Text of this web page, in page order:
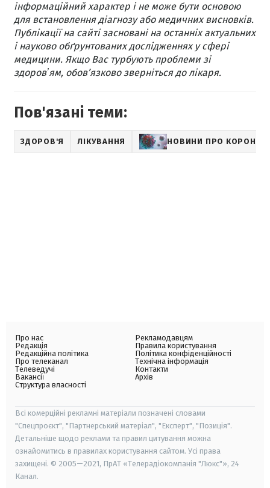
інформаційний характер і не може бути основою
для встановлення діагнозу або медичних висновків.
Публікації на сайті засновані на останніх актуальних
і науково обґрунтованих дослідженнях у сфері
медицини. Якщо Вас турбують проблеми зі
здоровʼям, обов’язково зверніться до лікаря.
Пов'язані теми:
ЗДОРОВ'Я ЛІКУВАННЯ НОВИНИ ПРО
Про нас
Редакція
Редакційна політика
Про телеканал
Телеведучі
Вакансії
Структура власності
Рекламодавцям
Правила користування
Політика конфіденційності
Технічна інформація
Контакти
Архів
Всі комерційні рекламні матеріали позначені словами
"Спецпроєкт", "Партнерський матеріал", "Експерт", "Позиція".
Детальніше щодо реклами та правил цитування можна
ознайомитись в правилах користування сайтом. Усі права
захищені. © 2005—2021, ПрАТ «Телерадіокомпанія "Люкс"», 24
Канал.